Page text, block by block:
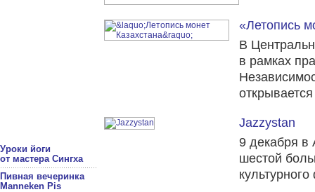
Уроки йоги
от мастера Сингха
Пивная вечеринка
Manneken Pis
«Летопись
В
в рамках
Jazzystan
9 декабря в
шестой